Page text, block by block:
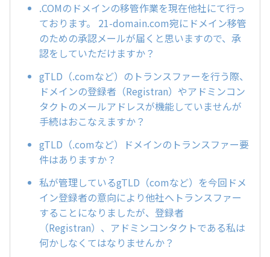
.COMのドメインの移管作業を現在他社にて行っ
ております。 21-domain.com宛にドメイン移管
のための承認メールが届くと思いますので、承
認をしていただけますか？
gTLD（.comなど）のトランスファーを行う際、
ドメインの登録者（Registran）やアドミンコン
タクトのメールアドレスが機能していませんが
手続はおこなえますか？
gTLD（.comなど）ドメインのトランスファー要
件はありますか？
私が管理しているgTLD（comなど）を今回ドメ
イン登録者の意向により他社へトランスファー
することになりましたが、登録者
（Registran）、アドミンコンタクトである私は
何かしなくてはなりませんか？